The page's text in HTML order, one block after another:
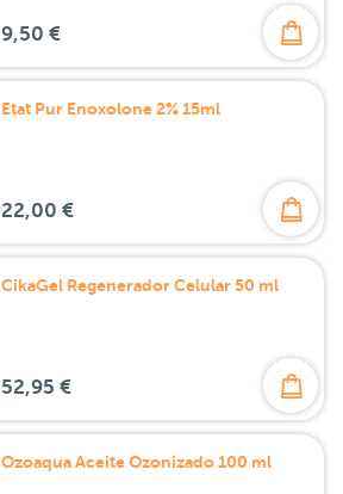
9,50 €
Etat Pur Enoxolone 2% 15ml
22,00 €
CikaGel Regenerador Celular 50 ml
52,95 €
Ozoaqua Aceite Ozonizado 100 ml